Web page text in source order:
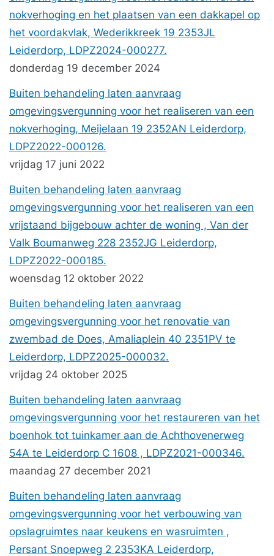
nokverhoging en het plaatsen van een dakkapel op
het voordakvlak, Wederikkreek 19 2353JL
Leiderdorp, LDPZ2024-000277.
donderdag 19 december 2024
Buiten behandeling laten aanvraag
omgevingsvergunning voor het realiseren van een
nokverhoging, Meijelaan 19 2352AN Leiderdorp,
LDPZ2022-000126.
vrijdag 17 juni 2022
Buiten behandeling laten aanvraag
omgevingsvergunning voor het realiseren van een
vrijstaand bijgebouw achter de woning , Van der
Valk Boumanweg 228 2352JG Leiderdorp,
LDPZ2022-000185.
woensdag 12 oktober 2022
Buiten behandeling laten aanvraag
omgevingsvergunning voor het renovatie van
zwembad de Does, Amaliaplein 40 2351PV te
Leiderdorp, LDPZ2025-000032.
vrijdag 24 oktober 2025
Buiten behandeling laten aanvraag
omgevingsvergunning voor het restaureren van het
boenhok tot tuinkamer aan de Achthovenerweg
54A te Leiderdorp C 1608 , LDPZ2021-000346.
maandag 27 december 2021
Buiten behandeling laten aanvraag
omgevingsvergunning voor het verbouwing van
opslagruimtes naar keukens en wasruimten ,
Persant Snoepweg 2 2353KA Leiderdorp,